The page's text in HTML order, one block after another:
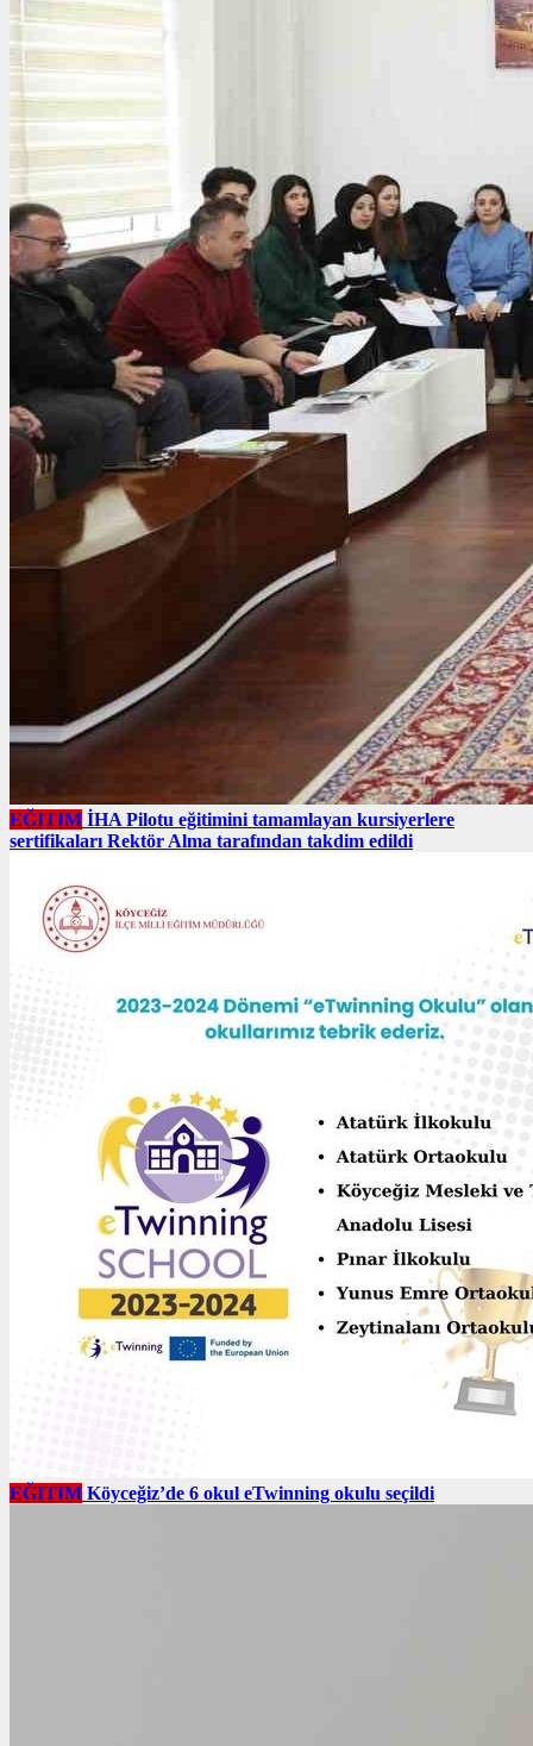
EĞITIM İHA Pilotu eğitimini tamamlayan kursiyerlere
sertifikaları Rektör Alma tarafından takdim edildi
EĞITIM Köyceğiz’de 6 okul eTwinning okulu seçildi